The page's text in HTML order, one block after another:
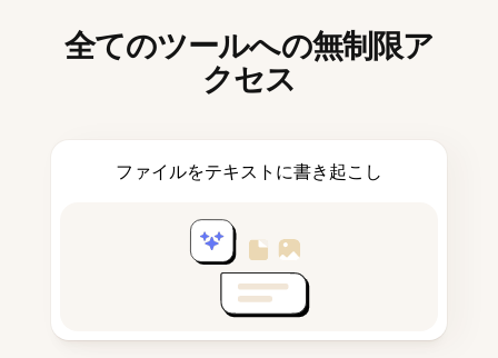
全てのツールへの無制限ア
クセス
ファイルをテキストに書き起こし